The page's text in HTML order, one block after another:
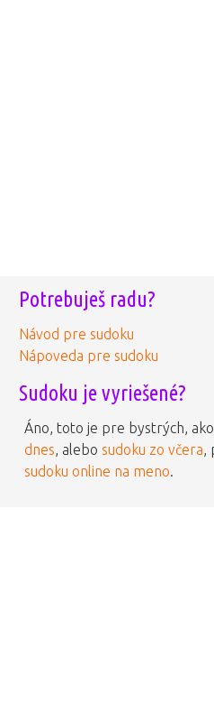
Potrebuješ radu?
Návod pre sudoku
Nápoveda pre sudoku
Sudoku je vyriešené?
Áno, toto je pre bystrých,
dnes , alebo sudoku zo včera
sudoku online na meno